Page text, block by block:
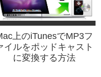
上のiTunesでMP3フ
イルをポッドキャスト
に変換する方法